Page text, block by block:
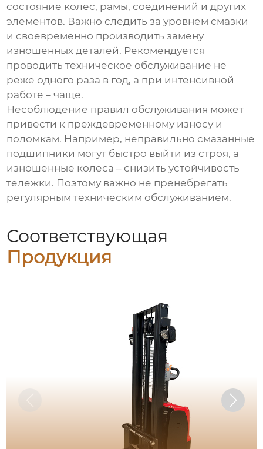
состояние колес, рамы, соединений и других
элементов. Важно следить за уровнем смазки
и своевременно производить замену
изношенных деталей. Рекомендуется
проводить техническое обслуживание не
реже одного раза в год, а при интенсивной
работе – чаще.
Несоблюдение правил обслуживания может
привести к преждевременному износу и
поломкам. Например, неправильно смазанные
подшипники могут быстро выйти из строя, а
изношенные колеса – снизить устойчивость
тележки. Поэтому важно не пренебрегать
регулярным техническим обслуживанием.
Соответствующая
Продукция